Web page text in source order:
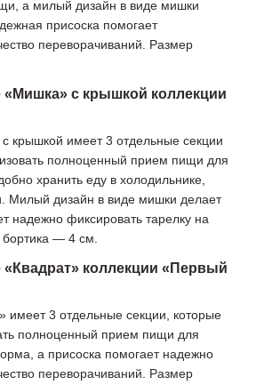
а милый дизайн в виде мишки
присоска помогает
переворачиваний. Размер
«Мишка» с крышкой коллекции
крышкой имеет 3 отдельные секции
полноценный прием пищи для
хранить еду в холодильнике,
Милый дизайн в виде мишки делает
надежно фиксировать тарелку на
— 4 см.
«Квадрат» коллекции «Первый
имеет 3 отдельные секции, которые
полноценный прием пищи для
а присоска помогает надежно
переворачиваний. Размер